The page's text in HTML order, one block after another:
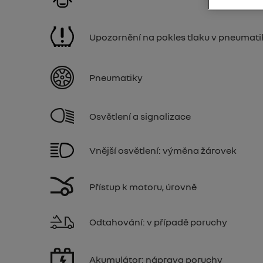
Upozornění na pokles tlaku v
Pneumatiky
Osvětlení a signalizace
Vnější osvětlení: výměna žárovek
Přístup k motoru, úrovně
Odtahování: v případě poruchy
Akumulátor: náprava poruchy